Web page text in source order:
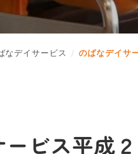
なデイサービス のばなデイサ
ビス平成